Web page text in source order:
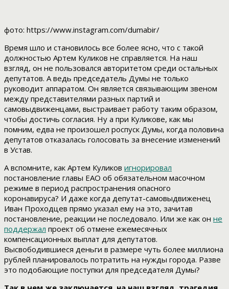
фото: https://www.instagram.com/dumabir/
Время шло и становилось все более ясно, что с такой
должностью Артем Куликов не справляется. На наш
взгляд, он не пользовался авторитетом среди остальных
депутатов. А ведь председатель Думы не только
руководит аппаратом. Он является связывающим звеном
между представителями разных партий и
самовыдвиженцами, выстраивает работу таким образом,
чтобы достичь согласия. Ну а при Куликове, как мы
помним, едва не произошел роспуск Думы, когда половина
депутатов отказалась голосовать за внесение изменений
в Устав.
А вспомните, как Артем Куликов игнорировал
постановление главы ЕАО об обязательном масочном
режиме в период распространения опасного
коронавируса? И даже когда депутат-самовыдвиженец
Иван Проходцев прямо указал ему на это, зачитав
постановление, реакции не последовало. Или же как он не
поддержал проект об отмене ежемесячных
компенсационных выплат для депутатов.
Высвободившиеся деньги в размере чуть более миллиона
рублей планировалось потратить на нужды города. Разве
это подобающие поступки для председателя Думы?